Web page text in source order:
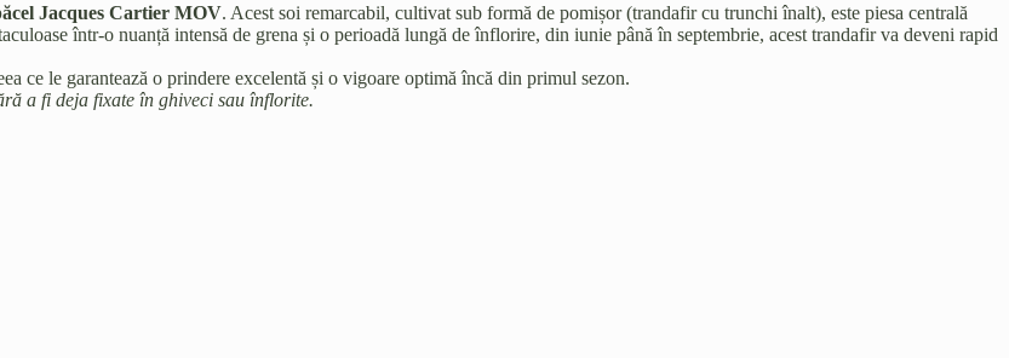
Jacques Cartier MOV. Acest soi remarcabil, cultivat sub formă de pomișor (trandafir cu trunchi înalt), este piesa centrală
într-o nuanță intensă de grena și o perioadă lungă de înflorire, din iunie până în septembrie, acest trandafir va deveni rapid
ce le garantează o prindere excelentă și o vigoare optimă încă din primul sezon.
a fi deja fixate în ghiveci sau înflorite.